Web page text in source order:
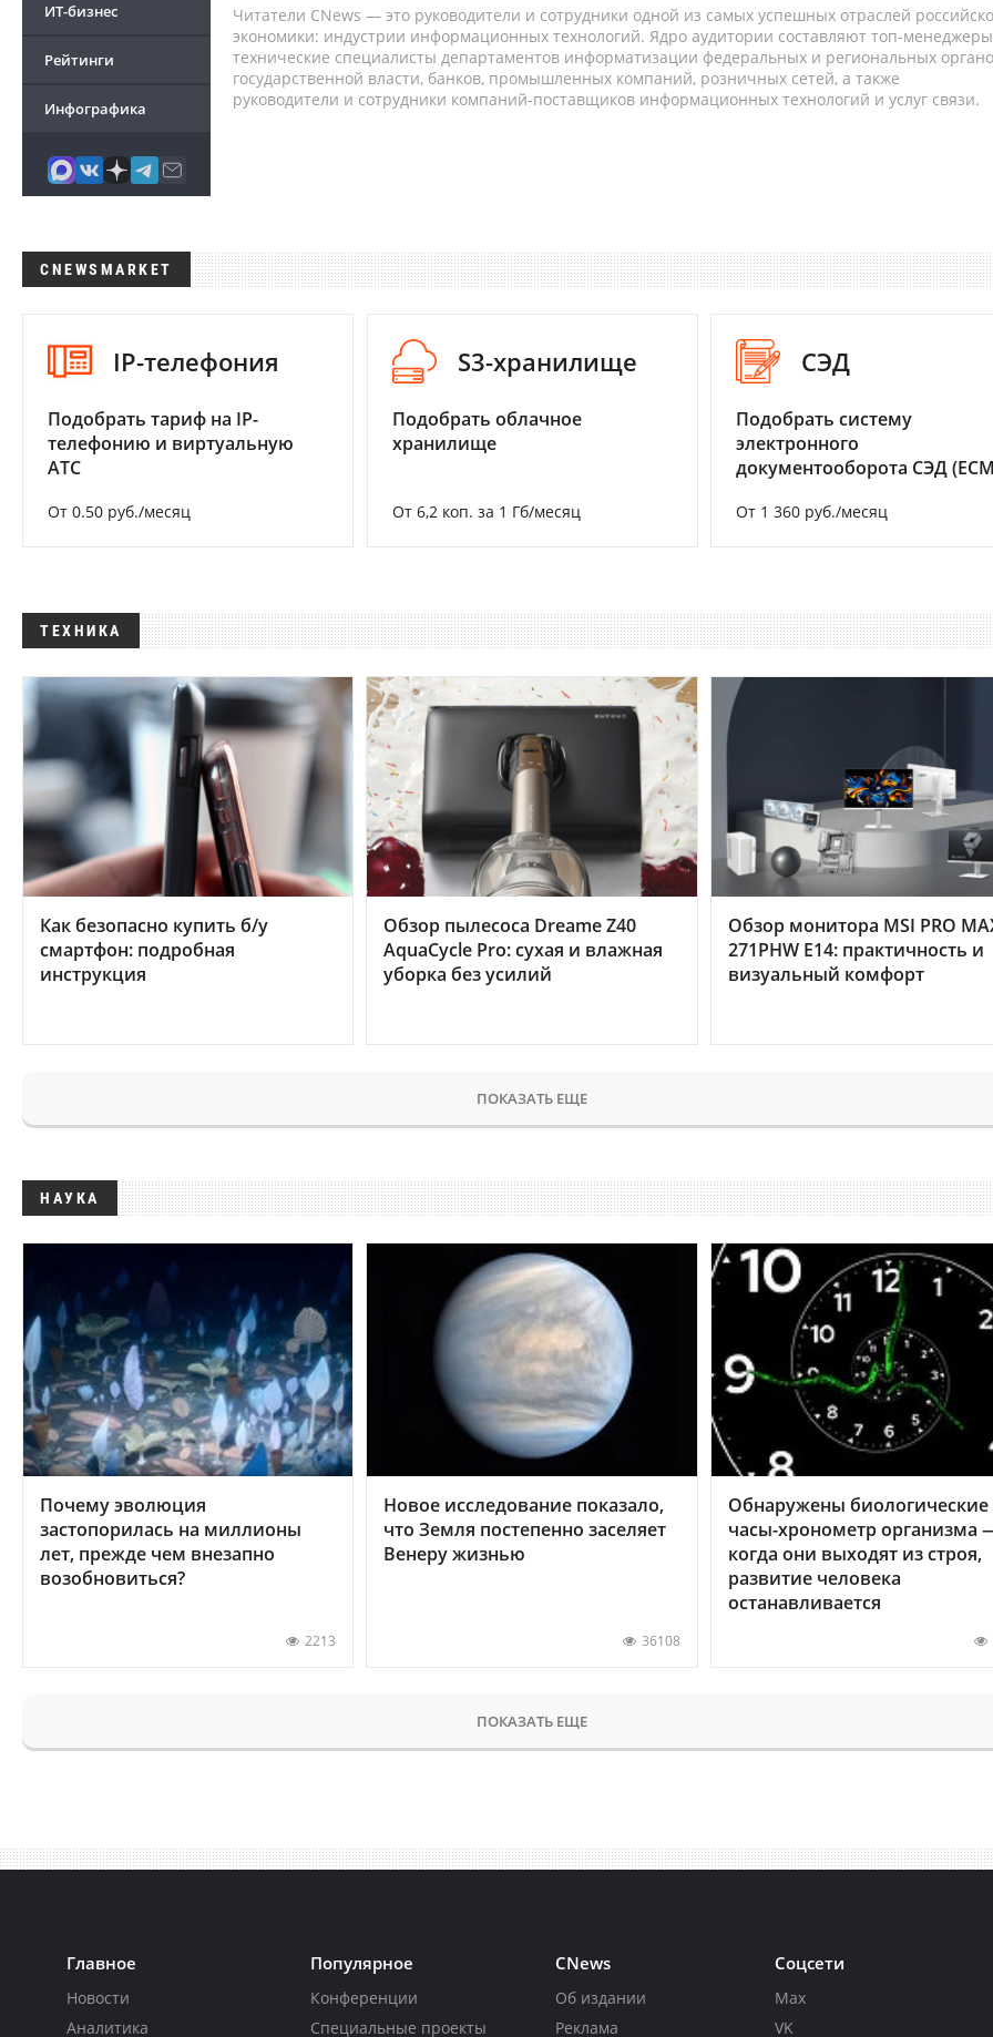
ИТ-бизнес
Рейтинги
Инфографика
Читатели CNews — это руководители и сотрудники одной из самых успешных отраслей
экономики: индустрии информационных технологий. Ядро аудитории составляют топ-
технические специалисты департаментов информатизации федеральных и региональных
государственной власти, банков, промышленных компаний, розничных сетей, а также
руководители и сотрудники компаний-поставщиков информационных технологий и услуг связи.
CNEWSMARKET
IP-телефония
Подобрать тариф на IP-
телефонию и виртуальную
АТС
От 0.50 руб./месяц
S3-хранилище
Подобрать облачное
хранилище
От 6,2 коп. за 1 Гб/месяц
СЭД
Подобрать систему
электронного
документооборота СЭД
От 1 360 руб./месяц
ТЕХНИКА
Как безопасно купить б/у
смартфон: подробная
инструкция
Обзор пылесоса Dreame Z40
AquaCycle Pro: сухая и влажная
уборка без усилий
Обзор монитора MSI PRO
271PHW E14: практичность и
визуальный комфорт
ПОКАЗАТЬ ЕЩЕ
НАУКА
Почему эволюция
застопорилась на миллионы
лет, прежде чем внезапно
возобновиться?
2213
Новое исследование показало,
что Земля постепенно заселяет
Венеру жизнью
36108
Обнаружены биологические
часы-хронометр организма
когда они выходят из строя,
развитие человека
останавливается
ПОКАЗАТЬ ЕЩЕ
Главное
Новости
Аналитика
Популярное
Конференции
Специальные проекты
CNews
Об издании
Реклама
Соцсети
Max
VK